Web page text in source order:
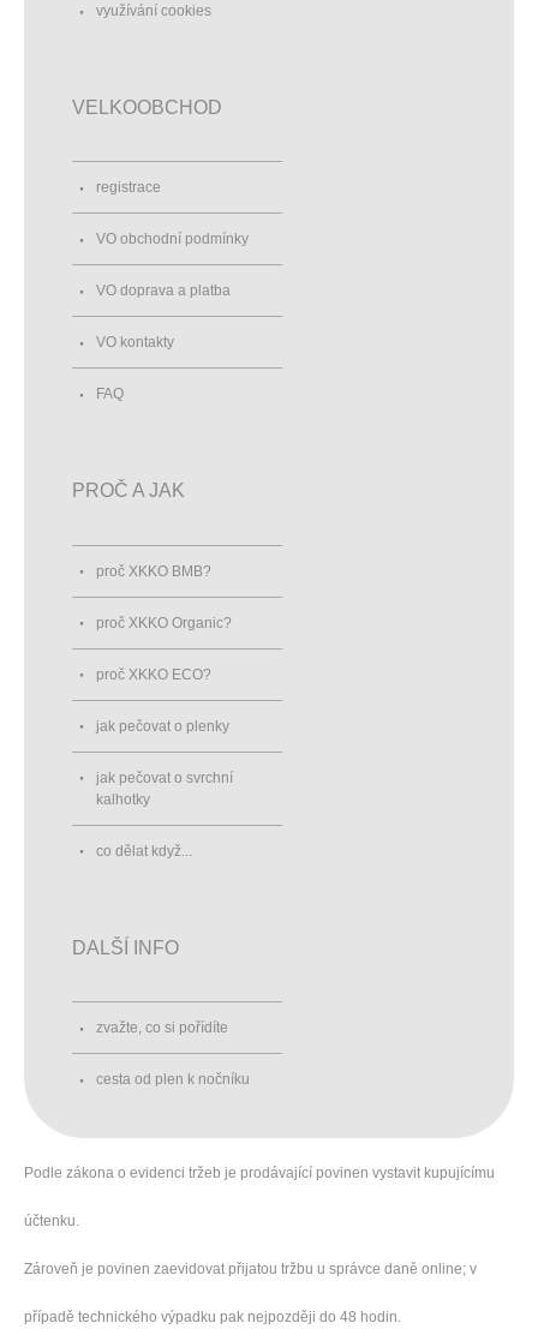
využívání cookies
VELKOOBCHOD
registrace
VO obchodní podmínky
VO doprava a platba
VO kontakty
FAQ
PROČ A JAK
proč XKKO BMB?
proč XKKO Organic?
proč XKKO ECO?
jak pečovat o plenky
jak pečovat o svrchní
kalhotky
co dělat když...
DALŠÍ INFO
zvažte, co si pořídíte
cesta od plen k nočníku
Podle zákona o evidenci tržeb je prodávající povinen vystavit kupujícímu
účtenku.
Zároveň je povinen zaevidovat přijatou tržbu u správce daně online; v
případě technického výpadku pak nejpozději do 48 hodin.